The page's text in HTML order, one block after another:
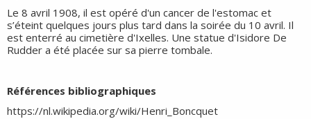
Le 8 avril 1908, il est opéré d'un cancer de l'estomac et
s’éteint quelques jours plus tard dans la soirée du 10 avril. Il
est enterré au cimetière d'Ixelles. Une statue d'Isidore De
Rudder a été placée sur sa pierre tombale.
Références bibliographiques
https://nl.wikipedia.org/wiki/Henri_Boncquet